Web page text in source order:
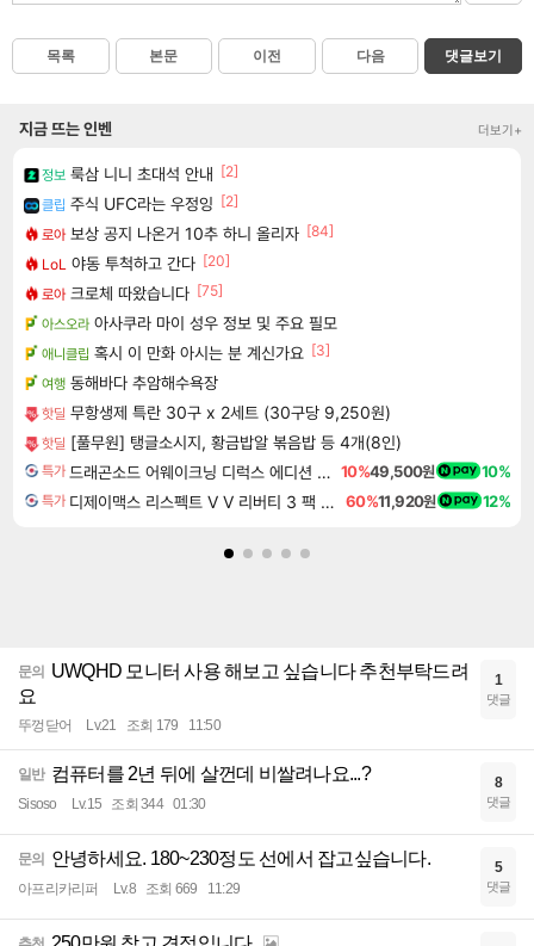
목록 본문 이전 다음 댓글보기
지금 뜨는 인벤 더보기+
정보 룩삼 니니 초대석 안내 [2]
클립 주식 UFC라는 우정잉 [2]
로아 보상 공지 나온거 10추 하니 올리자 [84]
LoL 야동 투척하고 간다 [20]
로아 크로체 따왔습니다 [75]
아스오라 아사쿠라 마이 성우 정보 및 주요 필모
애니클립 혹시 이 만화 아시는 분 계신가요 [3]
여행 동해바다 추암해수욕장
핫딜 무항생제 특란 30구 x 2세트 (30구당 9,250원)
핫딜 [풀무원] 탱글소시지, 황금밥알 볶음밥 등 4개(8인)
특가 드래곤소드 어웨이크닝 디럭스 에디션 DragonSword Awakening Deluxe Edition 10%49,500원 10%
특가 디제이맥스 리스펙트 V V 리버티 3 팩 DJMAX RESPECT V V Liberty 3 Pack DLC 60%11,920원 12%
문의 UWQHD 모니터 사용 해보고 싶습니다 추천부탁드려
요
뚜껑닫어 Lv.21 조회 179 11:50
1
댓글
일반 컴퓨터를 2년 뒤에 살껀데 비쌀려나요...?
Sisoso Lv.15 조회 344 01:30
8
댓글
문의 안녕하세요. 180~230정도 선에서 잡고싶습니다.
아프리카리퍼 Lv.8 조회 669 11:29
5
댓글